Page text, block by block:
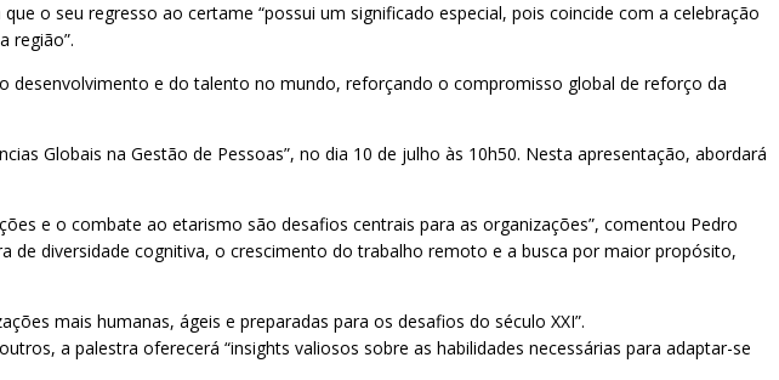
o seu regresso ao certame “possui um significado especial, pois coincide com a celebração
região”.
desenvolvimento e do talento no mundo, reforçando o compromisso global de reforço da
Globais na Gestão de Pessoas”, no dia 10 de julho às 10h50. Nesta apresentação, abordará
e o combate ao etarismo são desafios centrais para as organizações”, comentou Pedro
de diversidade cognitiva, o crescimento do trabalho remoto e a busca por maior propósito,
mais humanas, ágeis e preparadas para os desafios do século XXI”.
a palestra oferecerá “insights valiosos sobre as habilidades necessárias para adaptar-se